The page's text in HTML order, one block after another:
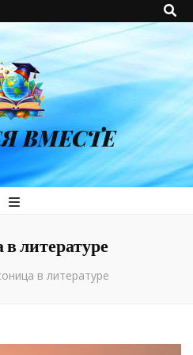
ВМЕСТЕ
литературе
в литературе